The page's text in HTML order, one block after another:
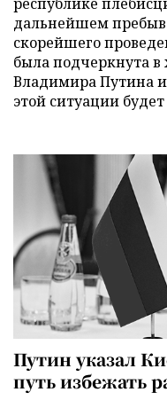
дальнейшем
скорейшего
была подчеркнута в
Владимира Путина
этой ситуации
Путин указал
путь избежать